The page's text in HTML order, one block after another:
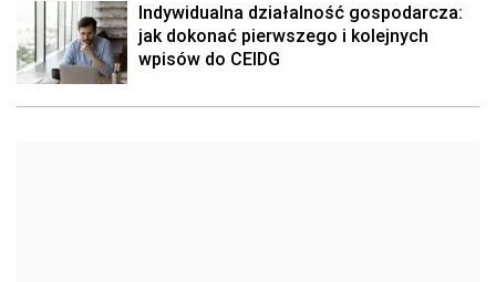
Indywidualna działalność gospodarcza:
jak dokonać pierwszego i kolejnych
wpisów do CEIDG